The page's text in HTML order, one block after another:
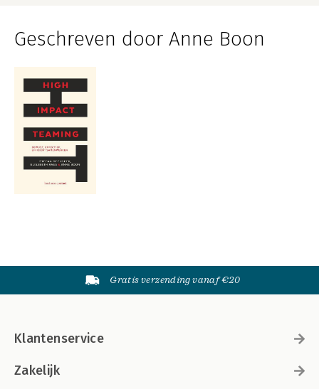
Geschreven door Anne Boon
Gratis verzending vanaf €20
Klantenservice
Zakelijk